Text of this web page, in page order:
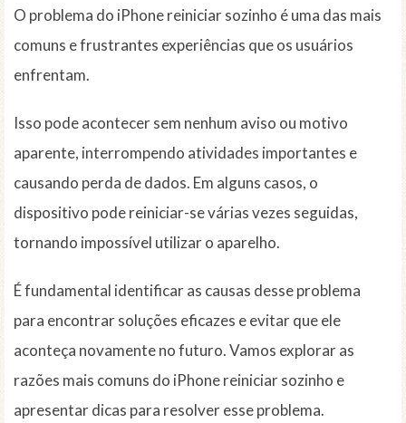
O problema do iPhone reiniciar sozinho é uma das mais
comuns e frustrantes experiências que os usuários
enfrentam.
Isso pode acontecer sem nenhum aviso ou motivo
aparente, interrompendo atividades importantes e
causando perda de dados. Em alguns casos, o
dispositivo pode reiniciar-se várias vezes seguidas,
tornando impossível utilizar o aparelho.
É fundamental identificar as causas desse problema
para encontrar soluções eficazes e evitar que ele
aconteça novamente no futuro. Vamos explorar as
razões mais comuns do iPhone reiniciar sozinho e
apresentar dicas para resolver esse problema.